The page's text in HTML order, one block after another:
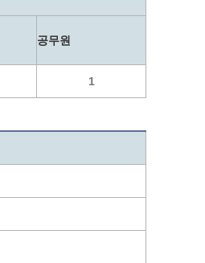
공무원
1